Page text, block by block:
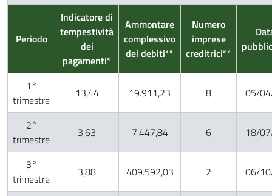
Periodo
Indicatore di
tempestività
dei
pagamenti*
Ammontare
complessivo
dei debiti**
Numero
imprese
creditrici**
1°
trimestre
13,44 19.911,23 8 05/
2°
trimestre
3,63 7.447,84 6 18/
3°
trimestre
3,88 409.592,03 2 06/